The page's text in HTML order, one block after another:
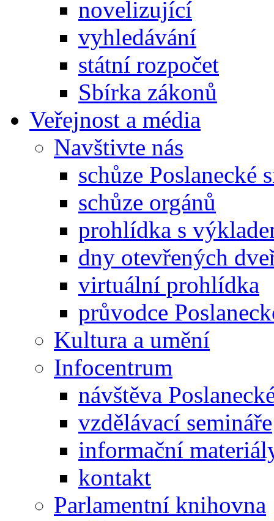
novelizující
vyhledávání
státní rozpočet
Sbírka zákonů
Veřejnost a média
Navštivte nás
schůze Poslanecké
schůze orgánů
prohlídka s
dny otevřených
virtuální prohlídka
průvodce
Kultura a umění
Infocentrum
návštěva
vzdělávací semináře
informační
kontakt
Parlamentní knihovna